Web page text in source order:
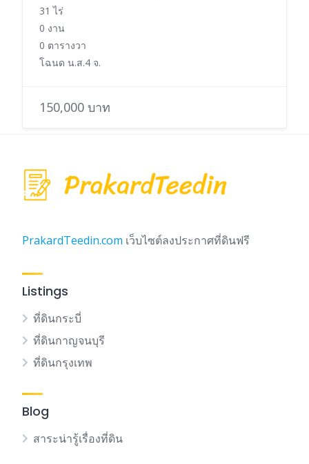
31 ไร่
0 งาน
0 ตารางวา
โฉนด น.ส.4 จ.
150,000 บาท
PrakardTeedin.com เว็บไซต์ลงประกาศที่ดินฟรี
Listings
ที่ดินกระบี่
ที่ดินกาญจนบุรี
ที่ดินกรุงเทพ
Blog
สาระน่ารู้เรื่องที่ดิน